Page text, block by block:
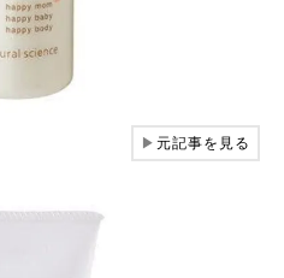
▶元記事を見る